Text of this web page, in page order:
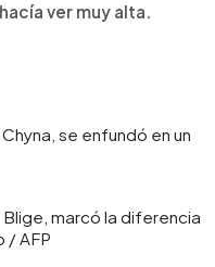
ver muy alta.
se enfundó en un
marcó la diferencia
/ AFP